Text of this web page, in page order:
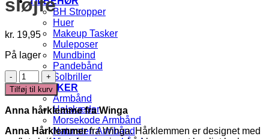
BH Stropper
Huer
Makeup Tasker
Muleposer
Mundbind
Pandebånd
Solbriller
SMYKKER
Armbånd
Halskæder
Morsekode Armbånd
Natursten Armbånd
sløjfe
kr. 19,95
På lager
Anna
-
Hårklemme
med
antal
Tilføj til kurv
Anna hårklemme fraWinga
Anna Hårklemmerfra Winga. Hårklemmen er designet med